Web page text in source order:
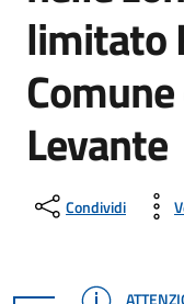
limitato
Levante
Condividi